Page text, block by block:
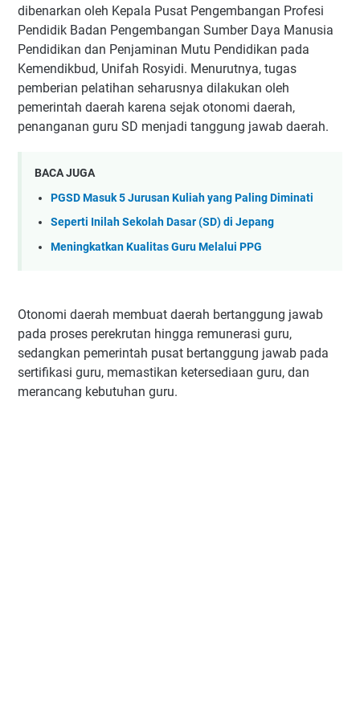
dibenarkan oleh Kepala Pusat Pengembangan Profesi
Pendidik Badan Pengembangan Sumber Daya Manusia
Pendidikan dan Penjaminan Mutu Pendidikan pada
Kemendikbud, Unifah Rosyidi. Menurutnya, tugas
pemberian pelatihan seharusnya dilakukan oleh
pemerintah daerah karena sejak otonomi daerah,
penanganan guru SD menjadi tanggung jawab daerah.
BACA JUGA
PGSD Masuk 5 Jurusan Kuliah yang Paling Diminati
Seperti Inilah Sekolah Dasar (SD) di Jepang
Meningkatkan Kualitas Guru Melalui PPG
Otonomi daerah membuat daerah bertanggung jawab
pada proses perekrutan hingga remunerasi guru,
sedangkan pemerintah pusat bertanggung jawab pada
sertifikasi guru, memastikan ketersediaan guru, dan
merancang kebutuhan guru.